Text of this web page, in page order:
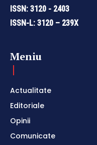
ISSN: 3120 - 2403
ISSN-L: 3120 – 239X
Meniu
Actualitate
Editoriale
Opinii
Comunicate